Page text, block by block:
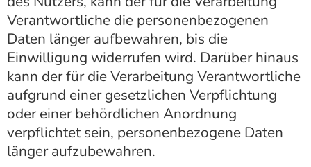
Verantwortliche die personenbezogenen
Daten länger aufbewahren, bis die
Einwilligung widerrufen wird. Darüber hinaus
kann der für die Verarbeitung Verantwortliche
aufgrund einer gesetzlichen Verpflichtung
oder einer behördlichen Anordnung
verpflichtet sein, personenbezogene Daten
länger aufzubewahren.